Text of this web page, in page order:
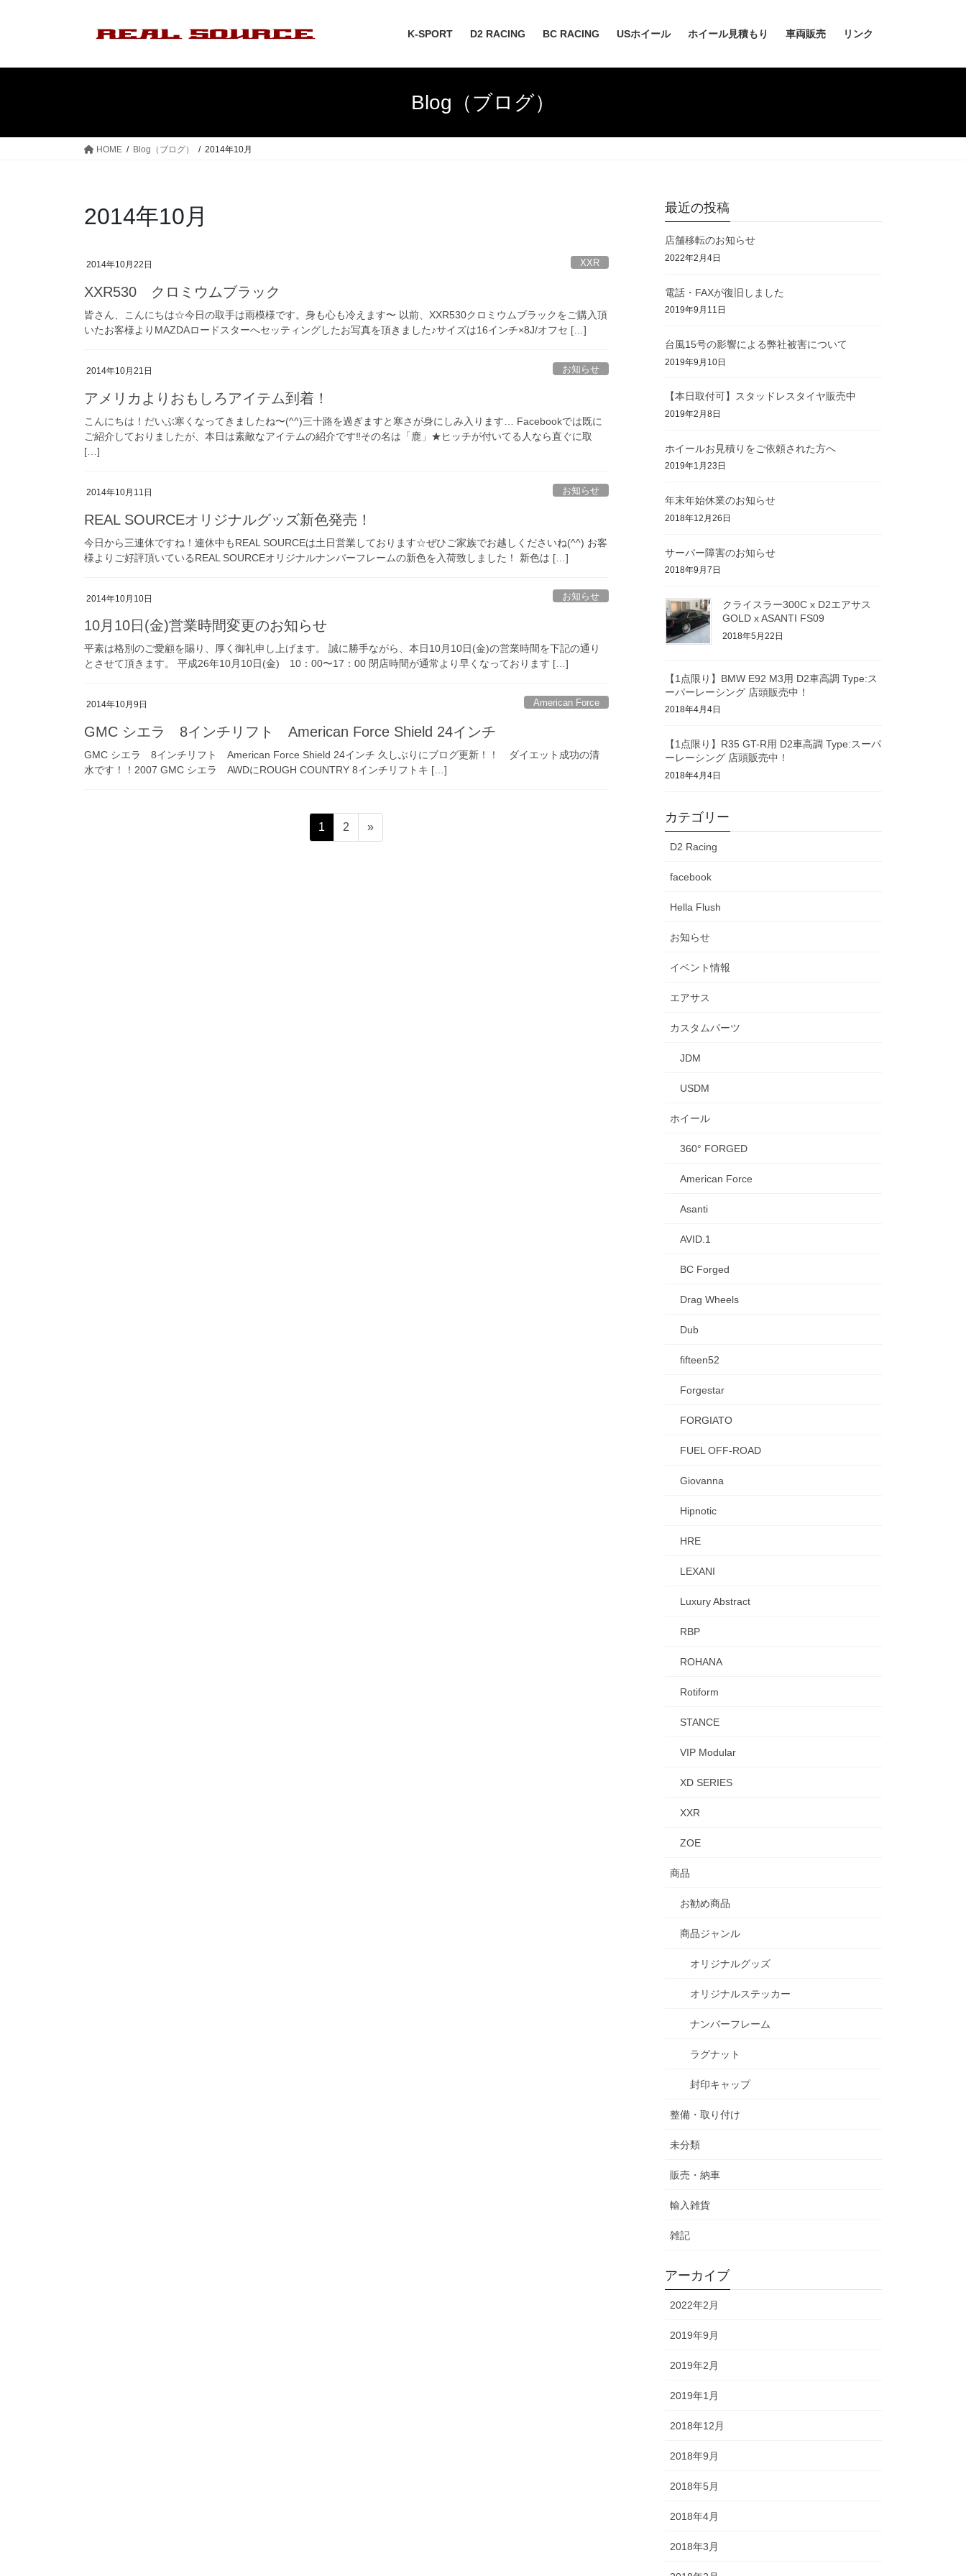
K-SPORT D2 RACING BC RACING USホイール ホイール見積もり 車両販売 リンク
Blog（ブログ）
HOME Blog（ブログ） 2014年10月
2014年10月
2014年10月22日 XXR
XXR530 クロミウムブラック
皆さん、こんにちは☆今日の取手は雨模様です。身も心も冷えます〜 以前、XXR530クロミウムブラックをご購入頂
いたお客様よりMAZDAロードスターへセッティングしたお写真を頂きました♪サイズは16インチ×8J/オフセ […]
2014年10月21日 お知らせ
アメリカよりおもしろアイテム到着！
こんにちは！だいぶ寒くなってきましたね〜(^^)三十路を過ぎますと寒さが身にしみ入ります… Facebookでは既に
ご紹介しておりましたが、本日は素敵なアイテムの紹介です‼︎その名は「鹿」★ヒッチが付いてる人なら直ぐに取
[…]
2014年10月11日 お知らせ
REAL SOURCEオリジナルグッズ新色発売！
今日から三連休ですね！連休中もREAL SOURCEは土日営業しております☆ぜひご家族でお越しくださいね(^^) お客
様よりご好評頂いているREAL SOURCEオリジナルナンバーフレームの新色を入荷致しました！ 新色は […]
2014年10月10日 お知らせ
10月10日(金)営業時間変更のお知らせ
平素は格別のご愛顧を賜り、厚く御礼申し上げます。 誠に勝手ながら、本日10月10日(金)の営業時間を下記の通り
とさせて頂きます。 平成26年10月10日(金) 10：00〜17：00 閉店時間が通常より早くなっております […]
2014年10月9日 American Force
GMC シエラ 8インチリフト American Force Shield 24インチ
GMC シエラ 8インチリフト American Force Shield 24インチ 久しぶりにブログ更新！！ ダイエット成功の清
水です！！2007 GMC シエラ AWDにROUGH COUNTRY 8インチリフトキ […]
固
定
1
固
定
2 »
最近の投稿
店舗移転のお知らせ
2022年2月4日
電話・FAXが復旧しました
2019年9月11日
台風15号の影響による弊社被害について
2019年9月10日
【本日取付可】スタッドレスタイヤ販売中
2019年2月8日
ホイールお見積りをご依頼された方へ
2019年1月23日
年末年始休業のお知らせ
2018年12月26日
サーバー障害のお知らせ
2018年9月7日
クライスラー300C x D2エアサス
GOLD x ASANTI FS09
2018年5月22日
【1点限り】BMW E92 M3用 D2車高調 Type:ス
ーパーレーシング 店頭販売中！
2018年4月4日
【1点限り】R35 GT-R用 D2車高調 Type:スーパ
ーレーシング 店頭販売中！
2018年4月4日
カテゴリー
D2 Racing
facebook
Hella Flush
お知らせ
イベント情報
エアサス
カスタムパーツ
JDM
USDM
ホイール
360° FORGED
American Force
Asanti
AVID.1
BC Forged
Drag Wheels
Dub
fifteen52
Forgestar
FORGIATO
FUEL OFF-ROAD
Giovanna
Hipnotic
HRE
LEXANI
Luxury Abstract
RBP
ROHANA
Rotiform
STANCE
VIP Modular
XD SERIES
XXR
ZOE
商品
お勧め商品
商品ジャンル
オリジナルグッズ
オリジナルステッカー
ナンバーフレーム
ラグナット
封印キャップ
整備・取り付け
未分類
販売・納車
輸入雑貨
雑記
アーカイブ
2022年2月
2019年9月
2019年2月
2019年1月
2018年12月
2018年9月
2018年5月
2018年4月
2018年3月